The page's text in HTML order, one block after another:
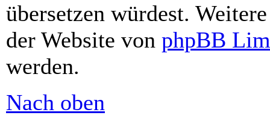
übersetzen würdest.
der Website von phpBB
werden.
Nach oben